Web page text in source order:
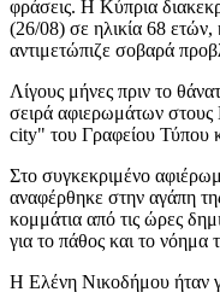
φράσεις. Η Κύπρια
(26/08) σε ηλικία 68 ετών,
αντιμετώπιζε σοβαρά
Λίγους μήνες πριν το
σειρά αφιερωμάτων στους
city" του Γραφείου Τύπου
Στο συγκεκριμένο
αναφέρθηκε στην αγάπη
κομμάτια από τις ώρες
για το πάθος και το νόημα
Η Ελένη Νικοδήμου ήταν